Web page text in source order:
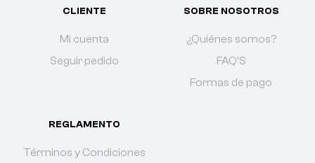
CLIENTE
Mi cuenta
Seguir pedido
SOBRE NOSOTROS
¿Quiénes somos?
FAQ'S
Formas de pago
REGLAMENTO
Términos y Condiciones